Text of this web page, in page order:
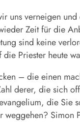
uns verneigen
Zeit für die
sind keine
Priester heute
– die einen
derer, die sich
die